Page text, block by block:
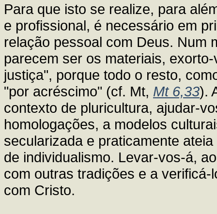
Para que isto se realize, para
e profissional, é necessário em
relação pessoal com Deus. Num
parecem ser os materiais,
justiça", porque todo o resto,
"por acréscimo" (cf. Mt, Mt 6,33).
contexto de pluricultura, ajudar-
homologações, a modelos
secularizada e praticamente
de individualismo. Levar-vos-á,
com outras tradições e a
com Cristo.